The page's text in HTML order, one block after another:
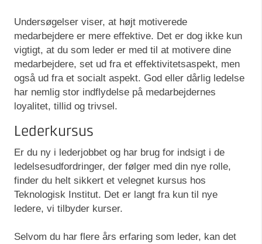
Undersøgelser viser, at højt motiverede
medarbejdere er mere effektive. Det er dog ikke kun
vigtigt, at du som leder er med til at motivere dine
medarbejdere, set ud fra et effektivitetsaspekt, men
også ud fra et socialt aspekt. God eller dårlig ledelse
har nemlig stor indflydelse på medarbejdernes
loyalitet, tillid og trivsel.
Lederkursus
Er du ny i lederjobbet og har brug for indsigt i de
ledelsesudfordringer, der følger med din nye rolle,
finder du helt sikkert et velegnet kursus hos
Teknologisk Institut. Det er langt fra kun til nye
ledere, vi tilbyder kurser.
Selvom du har flere års erfaring som leder, kan det